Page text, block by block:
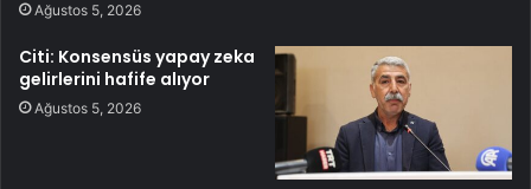
Ağustos 5, 2026
Citi: Konsensüs yapay zeka
gelirlerini hafife alıyor
Ağustos 5, 2026